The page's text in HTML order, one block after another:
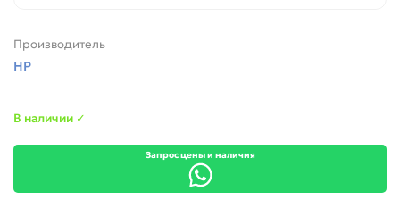
Производитель
HP
В наличии ✓
Запрос цены и наличия